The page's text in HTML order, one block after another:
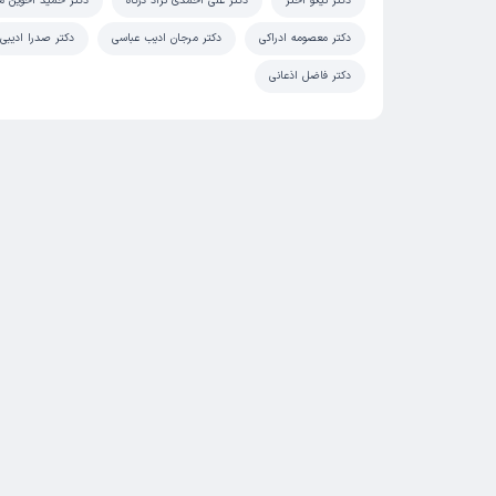
دکتر معصومه ادراکی دکتر مرجان ادیب عباسی دکتر صدرا ادیبی
دکتر فاضل اذعانی